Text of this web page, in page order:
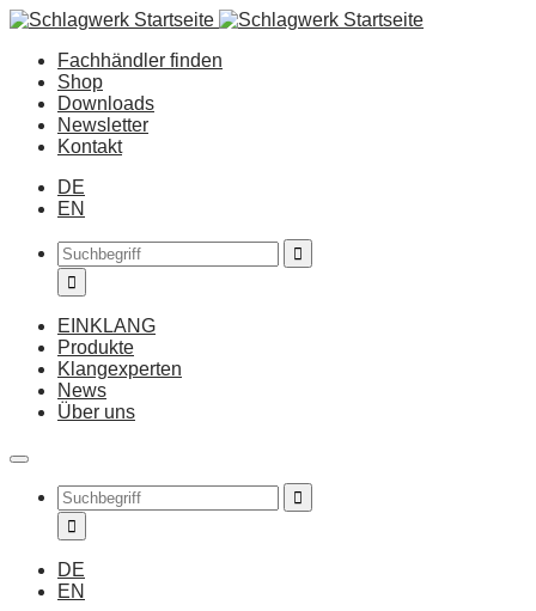
Fachhändler finden
Shop
Downloads
Newsletter
Kontakt
DE
EN
EINKLANG
Produkte
Klangexperten
News
Über uns
DE
EN